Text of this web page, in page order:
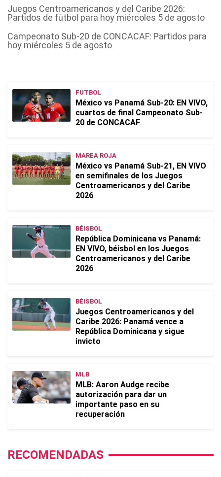
Juegos Centroamericanos y del Caribe 2026:
Partidos de fútbol para hoy miércoles 5 de agosto
Campeonato Sub-20 de CONCACAF: Partidos para
hoy miércoles 5 de agosto
FUTBOL
México vs Panamá Sub-20: EN VIVO,
cuartos de final Campeonato Sub-
20 de CONCACAF
MAREA ROJA
México vs Panamá Sub-21, EN VIVO
en semifinales de los Juegos
Centroamericanos y del Caribe
2026
BÉISBOL
República Dominicana vs Panamá:
EN VIVO, béisbol en los Juegos
Centroamericanos y del Caribe
2026
BÉISBOL
Juegos Centroamericanos y del
Caribe 2026: Panamá vence a
República Dominicana y sigue
invicto
MLB
MLB: Aaron Audge recibe
autorización para dar un
importante paso en su
recuperación
RECOMENDADAS